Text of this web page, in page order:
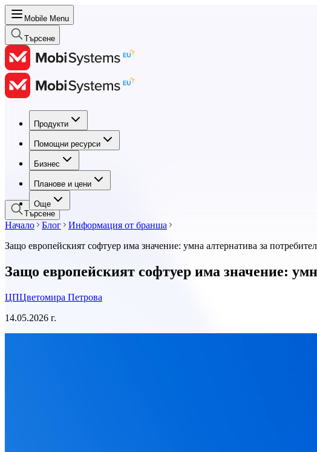
Mobile Menu
Търсене
Продукти
Помощни ресурси
Бизнес
Планове и цени
Още
Продукти
Помощни ресурси
Бизнес
Планове и цени
Търсене
Начало Блог
Информация от бранша
Защо европейският софтуер има значение: умна алтернатива за
Защо европейският софтуер има значение:
ЦПЦветомира Петрова
14.05.2026 г.